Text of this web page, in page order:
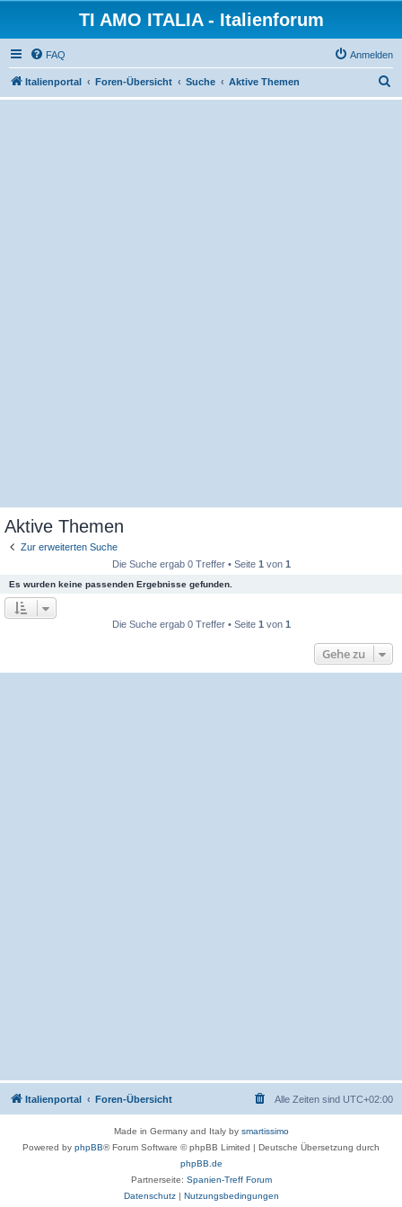
TI AMO ITALIA - Italienforum
FAQ Anmelden
Italienportal Foren-Übersicht Suche Aktive Themen
u
Aktive Themen
Zur erweiterten Suche
Die Suche ergab 0 Treffer • Seite 1 von 1
Es wurden keine passenden Ergebnisse gefunden.
Die Suche ergab 0 Treffer • Seite 1 von 1
Gehe zu
Italienportal Foren-Übersicht Alle Zeiten sind UTC+02:00
Made in Germany and Italy by smartissimo
Powered by phpBB® Forum Software © phpBB Limited | Deutsche Übersetzung durch
phpBB.de
Partnerseite: Spanien-Treff Forum
Datenschutz| Nutzungsbedingungen